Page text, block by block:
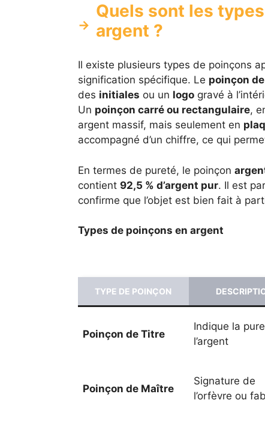
Quels sont les
argent ?
Il existe plusieurs types de poinçons
signification spécifique. Le poinçon
des initiales ou un logogravé à
Un poinçon carré ou rectangulaire,
argent massif, mais seulement en
accompagné d’un chiffre, ce qui
En termes de pureté, le poinçon
contient 92,5 % d’argent pur. Il est
confirme que l’objet est bien fait à
Types de poinçons en argent
TYPE DE POINÇON
Poinçon de Titre
Indique la
l’argent
Poinçon de Maître
Signature de
l’orfèvre ou